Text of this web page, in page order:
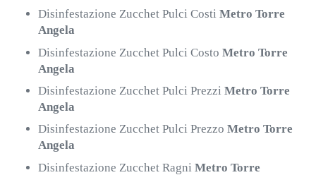
Disinfestazione Zucchet Pulci CostiMetro Torre
Angela
Disinfestazione Zucchet Pulci CostoMetro Torre
Angela
Disinfestazione Zucchet Pulci PrezziMetro Torre
Angela
Disinfestazione Zucchet Pulci PrezzoMetro Torre
Angela
Disinfestazione Zucchet RagniMetro Torre